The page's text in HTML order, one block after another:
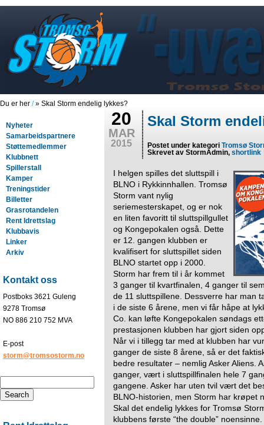
Du er her /» Skal Storm endelig lykkes?
Nyheter
Samarbeidspartnere
Støttemedlemmer
Klubbnett
Spillerstall
Kamper
Treningstider
Billetter
Grasrotandelen
Rent Idrettslag
Klubbavis
Linker
Arkiv
Kontakt oss
Postboks 3621 Guleng
9278 Tromsø
NO 886 210 752 MVA
E-post
storm@tromsostorm.no
20
MAR
2015
Skal Storm
Postet under kategoriTromsø
Skrevet av StormAdmin,shortlink
I helgen spilles det sluttspill i
BLNO i Rykkinnhallen. Tromsø
Storm vant nylig
seriemesterskapet, og er nok
en liten favoritt til sluttspillgullet
og Kongepokalen også. Dette
er 12. gangen klubben er
kvalifisert for sluttspillet siden
BLNO startet opp i 2000.
Storm har frem til i år kommet
3 ganger til kvartfinalen, 4 ganger til
de 11 sluttspillene. Dessverre har man
i de siste 6 årene, men vi får håpe at
Co. kan løfte Kongepokalen søndags
prestasjonen klubben har gjort siden
Når vi i tillegg tar med at klubben har
ganger de siste 8 årene, så er det
bedre resultater – nemlig Asker Aliens.
ganger, vært i sluttspillfinalen hele 7
gangene. Asker har uten tvil vært det
BLNO-historien, men Storm har krøpet
Skal det endelig lykkes for Tromsø
klubbens første “the double” noensinne.